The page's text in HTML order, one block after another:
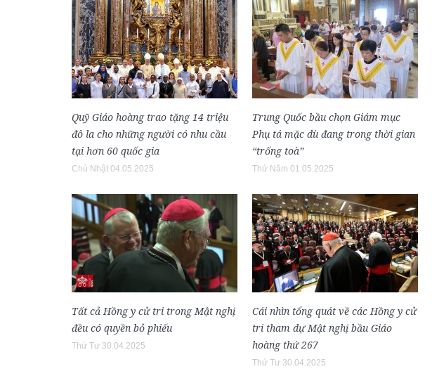
Quỹ Giáo hoàng trao tặng 14 triệu
đô la cho những người có nhu cầu
tại hơn 60 quốc gia
Chủ Nhật 04.05.2025
Trung Quốc bầu chọn Giám mục
Phụ tá mặc dù đang trong thời gian
“trống toà”
Thứ Năm 01.05.2025
Tất cả Hồng y cử tri trong Mật nghị
đều có quyền bỏ phiếu
Thứ Tư 30.04.2025
Cái nhìn tổng quát về các Hồng y cử
tri tham dự Mật nghị bầu Giáo
hoàng thứ 267
Thứ Tư 30.04.2025